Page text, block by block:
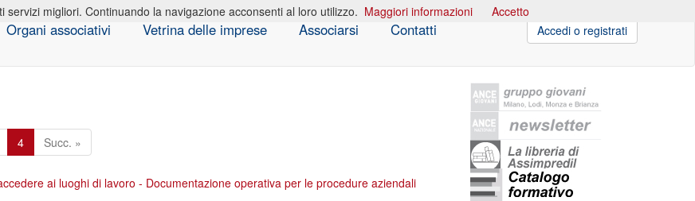
Organi associativi Vetrina delle imprese Associarsi Contatti Accedi o registrati
4 Succ. »
ai luoghi di lavoro - Documentazione operativa per le procedure aziendali
servizi migliori. Continuando la navigazione acconsenti al loro utilizzo. Maggiori informazioni Accetto